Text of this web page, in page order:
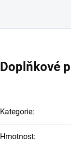
Doplňkové
Kategorie:
Hmotnost: